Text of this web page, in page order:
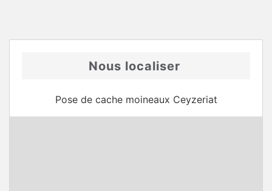
Nous localiser
Pose de cache moineaux Ceyzeriat